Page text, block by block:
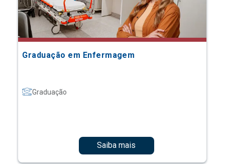
Graduação em Enfermagem
Graduação
Saiba mais